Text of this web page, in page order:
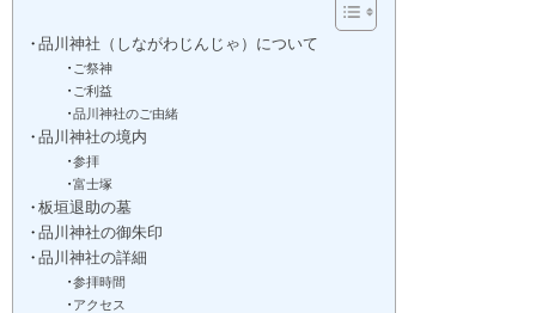
品川神社（しながわじんじゃ）について
ご祭神
ご利益
品川神社のご由緒
品川神社の境内
参拝
富士塚
板垣退助の墓
品川神社の御朱印
品川神社の詳細
参拝時間
アクセス